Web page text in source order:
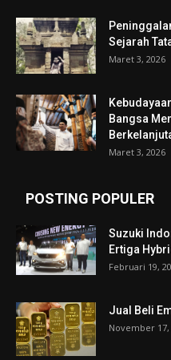
Sejarah
Maret 3, 2026
Bangsa
Maret 3, 2026
POSTING POPULER
Suzuki
Ertiga
Februari 19,
Jual Beli
November 17,